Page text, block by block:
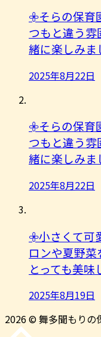
𖧷そらの保育
つもと違う
緒に楽しみ
2025年8月22日
𖧷そらの保育
つもと違う
緒に楽しみ
2025年8月22日
𖧷小さくて可
ロンや夏野
とっても美
2025年8月19日
2026 © 舞多聞もりの
先